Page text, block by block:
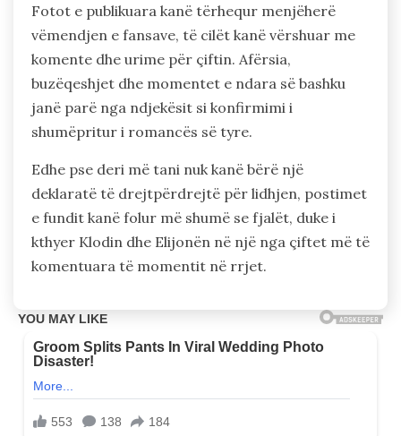
Fotot e publikuara kanë tërhequr menjëherë
vëmendjen e fansave, të cilët kanë vërshuar me
komente dhe urime për çiftin. Afërsia,
buzëqeshjet dhe momentet e ndara së bashku
janë parë nga ndjekësit si konfirmimi i
shumëpritur i romancës së tyre.
Edhe pse deri më tani nuk kanë bërë një
deklaratë të drejtpërdrejtë për lidhjen, postimet
e fundit kanë folur më shumë se fjalët, duke i
kthyer Klodin dhe Elijonën në një nga çiftet më të
komentuara të momentit në rrjet.